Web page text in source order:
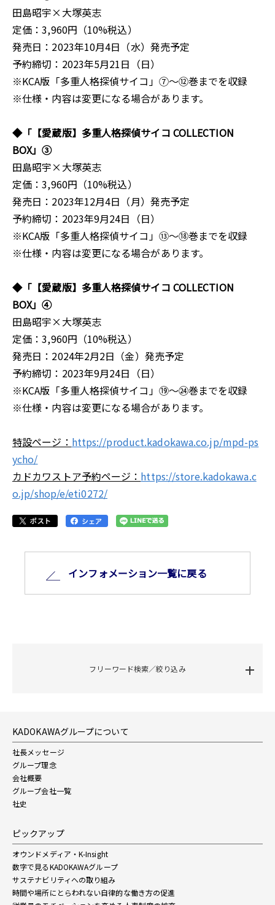
田島昭宇×大塚英志
定価：3,960円（10%税込）
発売日：2023年10月4日（水）発売予定
予約締切：2023年5月21日（日）
※KCA版「多重人格探偵サイコ」⑦～⑫巻までを収録
※仕様・内容は変更になる場合があります。
◆「【愛蔵版】多重人格探偵サイコ COLLECTION
BOX」③
田島昭宇×大塚英志
定価：3,960円（10%税込）
発売日：2023年12月4日（月）発売予定
予約締切：2023年9月24日（日）
※KCA版「多重人格探偵サイコ」⑬～⑱巻までを収録
※仕様・内容は変更になる場合があります。
◆「【愛蔵版】多重人格探偵サイコ COLLECTION
BOX」④
田島昭宇×大塚英志
定価：3,960円（10%税込）
発売日：2024年2月2日（金）発売予定
予約締切：2023年9月24日（日）
※KCA版「多重人格探偵サイコ」⑲～㉔巻までを収録
※仕様・内容は変更になる場合があります。
​特設ページ： https://product.kadokawa.co.jp/mpd-ps
ycho/
カドカワストア予約ページ： https://store.kadokawa.c
o.jp/shop/e/eti0272/
インフォメーション⼀覧に戻る
フリーワード検索／絞り込み
KADOKAWAグループについて
社長メッセージ
グループ理念
会社概要
グループ会社一覧
社史
ピックアップ
オウンドメディア・K-Insight
数字で見るKADOKAWAグループ
サステナビリティへの取り組み
時間や場所にとらわれない自律的な働き方の促進